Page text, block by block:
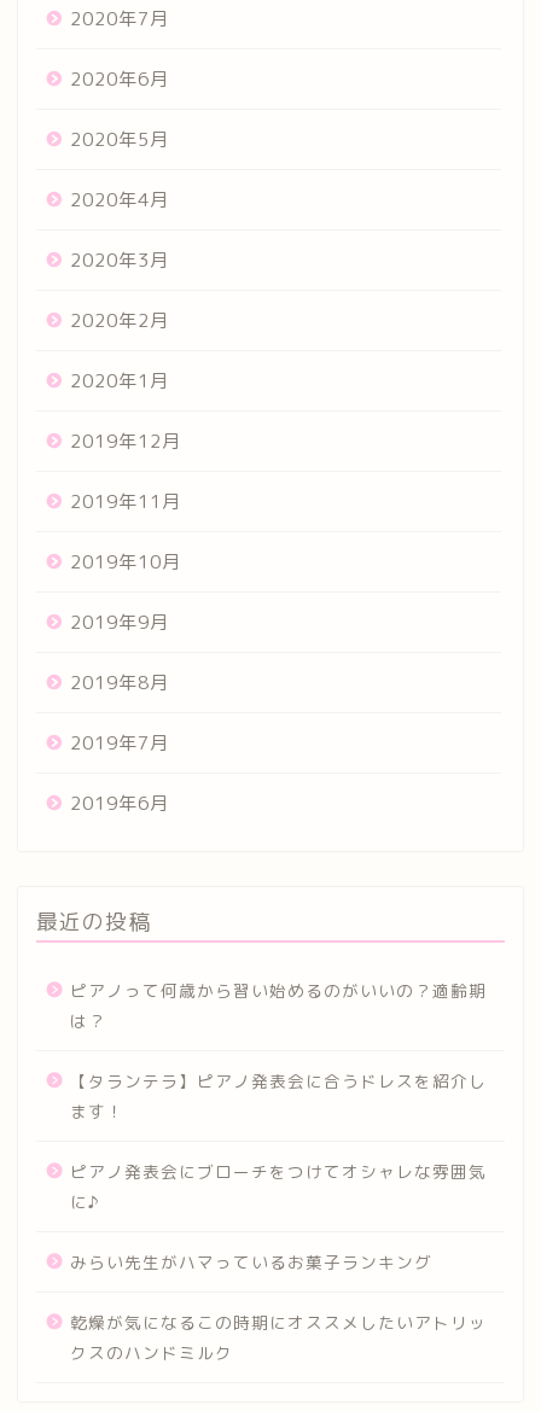
2020年7月
2020年6月
2020年5月
2020年4月
2020年3月
2020年2月
2020年1月
2019年12月
2019年11月
2019年10月
2019年9月
2019年8月
2019年7月
2019年6月
最近の投稿
ピアノって何歳から習い始めるのがいいの？適齢期
は？
【タランテラ】ピアノ発表会に合うドレスを紹介し
ます！
ピアノ発表会にブローチをつけてオシャレな雰囲気
に♪
みらい先生がハマっているお菓子ランキング
乾燥が気になるこの時期にオススメしたいアトリッ
クスのハンドミルク